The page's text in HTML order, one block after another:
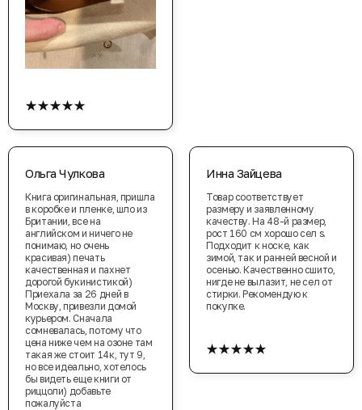
★★★★★
Ольга Чулкова
Книга оригинальная, пришла
в коробке и пленке, шло из
Британии, все на
английском и ничего не
понимаю, но очень
красивая) печать
качественная и пахнет
дорогой букинистикой)
Приехала за 26 дней в
Москву, привезли домой
курьером. Сначала
сомневалась, потому что
цена ниже чем на озоне там
такая же стоит 14к, тут 9,
но все идеально, хотелось
бы видеть еще книги от
риццоли) добавьте
пожалуйста
Инна Зайцева
Товар соответствует
размеру и заявленному
качеству. На 48-й размер,
рост 160 см хорошо сел s.
Подходит к носке, как
зимой, так и ранней весной и
осенью. Качественно сшито,
нигде не вылазит, не сел от
стирки. Рекомендую к
покупке.
★★★★★